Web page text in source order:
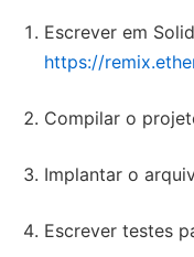
Escrever em
https://
Compilar o
Implantar o
Escrever testes